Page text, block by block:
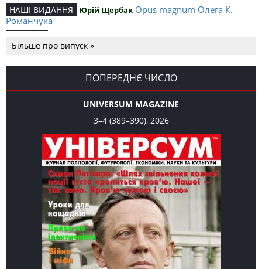
НАШІ ВИДАННЯ Юрій Щербак Opus magnum Олега К.
Романчука
Романчука
СЛОВО РЕДАКЦІЙНЕ Олег К. Романчук Журавель і синиця
як уособлення української політстратегії й тактики
Більше про випуск »
ПОПЕРЕДНЄ ЧИСЛО
UNIVERSUM MAGAZINE
3–4 (389–390), 2026